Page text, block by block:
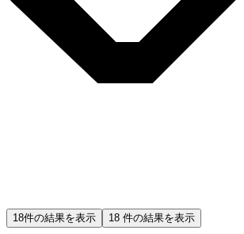
18件の結果を表示 18 件の結果を表示